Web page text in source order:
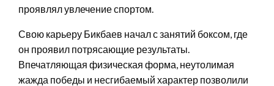
проявлял увлечение спортом.
Свою карьеру Бикбаев начал с занятий боксом, где
он проявил потрясающие результаты.
Впечатляющая физическая форма, неутолимая
жажда победы и несгибаемый характер позволили